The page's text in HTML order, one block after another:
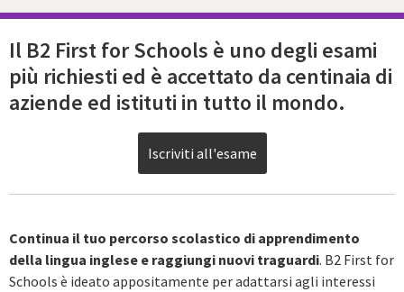
Il B2 First for Schools è uno degli esami
più richiesti ed è accettato da centinaia di
aziende ed istituti in tutto il mondo.
Iscriviti all'esame
Continua il tuo percorso scolastico di apprendimento
della lingua inglese e raggiungi nuovi traguardi. B2 First for
Schools è ideato appositamente per adattarsi agli interessi